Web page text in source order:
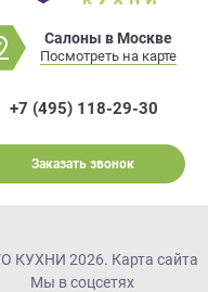
Салоны в Москве
Посмотреть на карте
+7 (495) 118-29-30
Заказать звонок
КУХНИ 2026. Карта сайта
Мы в соцсетях